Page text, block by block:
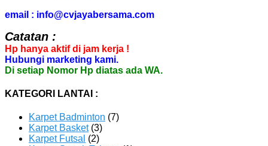
email : info@cvjayabersama.com
Catatan :
Hp hanya aktif di jam kerja !
Hubungi marketing kami.
Di setiap Nomor Hp diatas ada WA.
KATEGORI LANTAI :
Karpet Badminton (7)
Karpet Basket(3)
Karpet Futsal (2)